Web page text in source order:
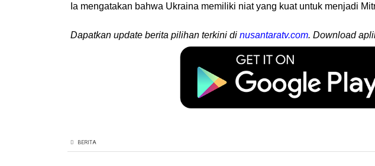
Ia mengatakan bahwa Ukraina memiliki niat yang kuat untuk menjadi
Dapatkan update berita pilihan terkini di nusantaratv.com. Download
BERITA